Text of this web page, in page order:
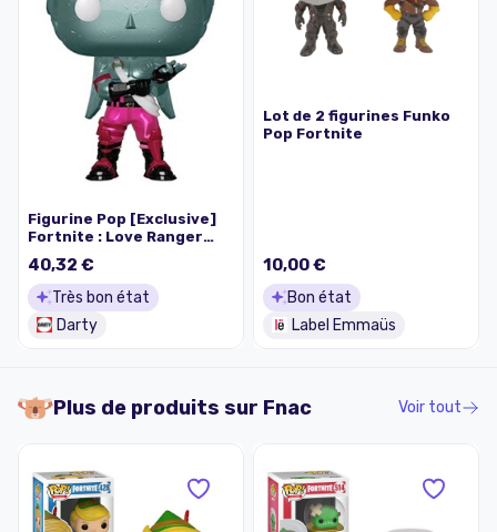
Figurine Pop [Exclusive]
Fortnite : Love Ranger
40,32 €
Très bon état
Darty
Lot de 2 figurines Funko
Pop Fortnite
10,00 €
Bon état
Label Emmaüs
Plus de produits sur Fnac Voir tout